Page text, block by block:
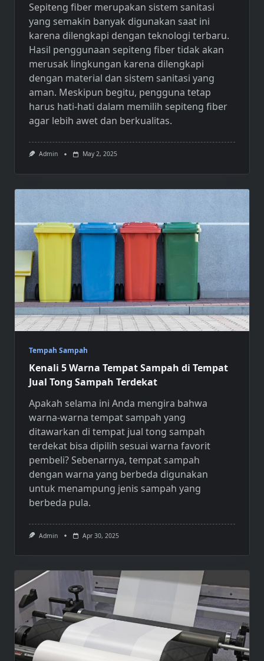
Sepiteng fiber merupakan sistem sanitasi
yang semakin banyak digunakan saat ini
karena dilengkapi dengan teknologi terbaru.
Hasil penggunaan sepiteng fiber tidak akan
merusak lingkungan karena dilengkapi
dengan material dan sistem sanitasi yang
aman. Meskipun begitu, pengguna tetap
harus hati-hati dalam memilih sepiteng fiber
agar lebih awet dan berkualitas.
Admin May 2, 2025
Tempah Sampah
Kenali 5 Warna Tempat Sampah di Tempat
Jual Tong Sampah Terdekat
Apakah selama ini Anda mengira bahwa
warna-warna tempat sampah yang
ditawarkan di tempat jual tong sampah
terdekat bisa dipilih sesuai warna favorit
pembeli? Sebenarnya, tempat sampah
dengan warna yang berbeda digunakan
untuk menampung jenis sampah yang
berbeda pula.
Admin Apr 30, 2025